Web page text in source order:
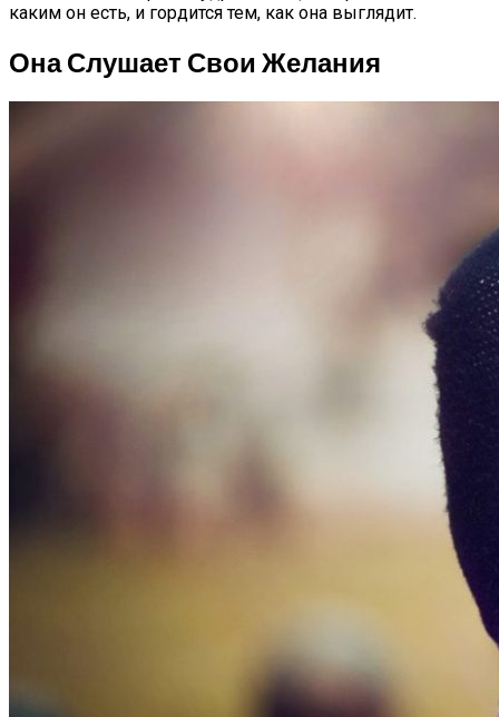
каким он есть, и гордится тем, как она выглядит.
Она Слушает Свои Желания